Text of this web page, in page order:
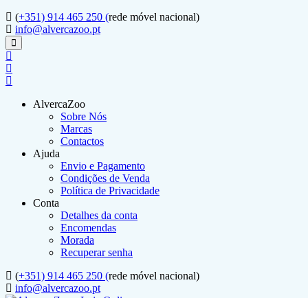
(+351) 914 465 250 (rede móvel nacional)
info@alvercazoo.pt
AlvercaZoo
Sobre Nós
Marcas
Contactos
Ajuda
Envio e Pagamento
Condições de Venda
Política de Privacidade
Conta
Detalhes da conta
Encomendas
Morada
Recuperar senha
(+351) 914 465 250 (rede móvel nacional)
info@alvercazoo.pt